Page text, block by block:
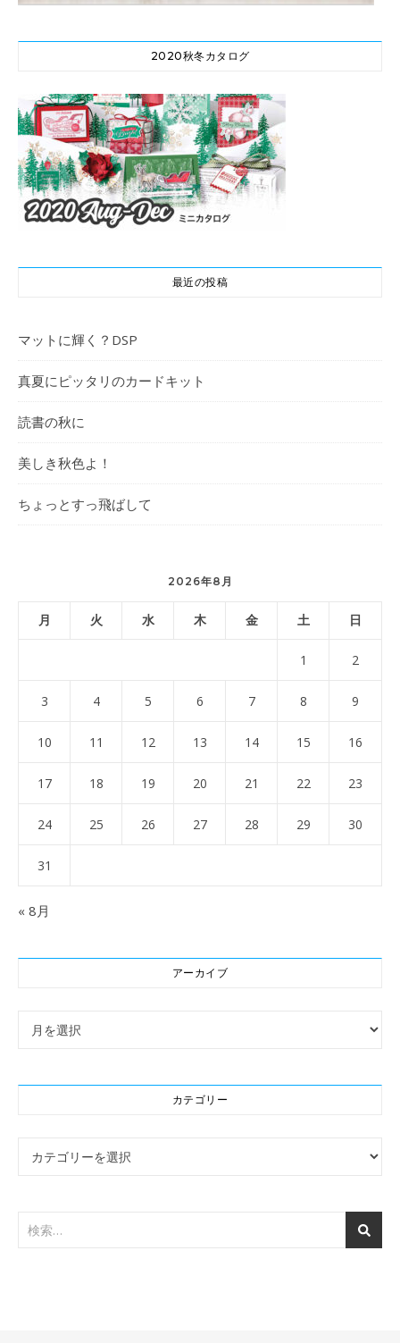
2020秋冬カタログ
最近の投稿
マットに輝く？DSP
真夏にピッタリのカードキット
読書の秋に
美しき秋色よ！
ちょっとすっ飛ばして
2026年8月
月 火 水 木 金 土 日
1 2
3 4 5 6 7 8 9
10 11 12 13 14 15 16
17 18 19 20 21 22 23
24 25 26 27 28 29 30
31
« 8月
アーカイブ
アーカイブ
カテゴリー
カテゴリー